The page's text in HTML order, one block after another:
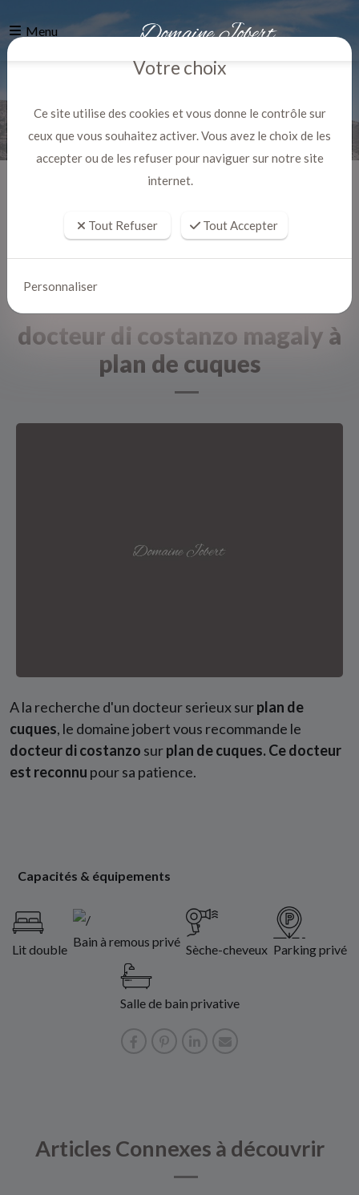
Menu
docteur di costanzo magaly à
plan de cuques
A la recherche d'un docteur serieux surplan de
cuques, le domaine jobert vous recommande le
docteur di costanzo surplan de cuques. Ce docteur
est reconnu pour sa patience.
Capacités & équipements
Lit double
Bain à remous privé
Sèche-cheveux Parking privé
Salle de bain privative
Articles Connexes à découvrir
Votre choix
Ce site utilise des cookies et vous donne le contrôle sur
ceux que vous souhaitez activer. Vous avez le choix de les
accepter ou de les refuser pour naviguer sur notre site
internet.
Tout Refuser Tout Accepter
Personnaliser